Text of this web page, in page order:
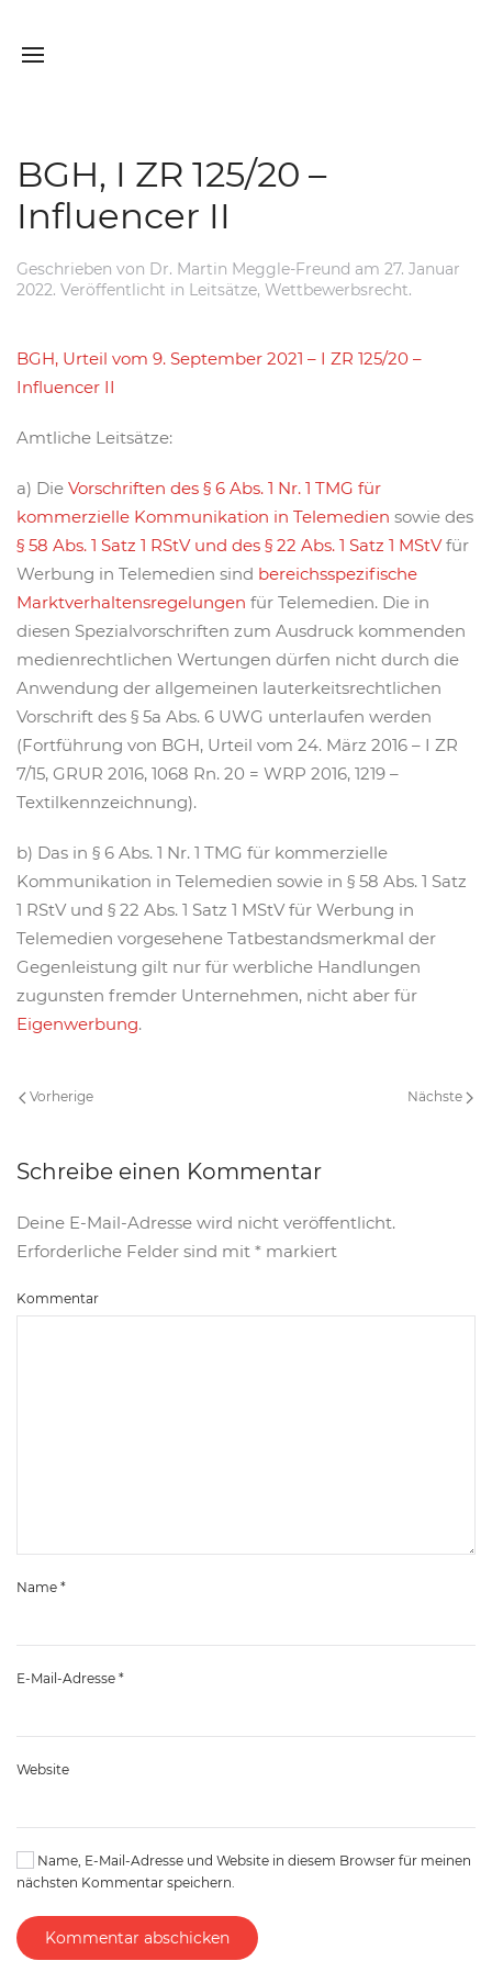
BGH, I ZR 125/20 –
Influencer II
Geschrieben von Dr. Martin Meggle-Freund am 27. Januar
2022. Veröffentlicht in Leitsätze, Wettbewerbsrecht.
BGH, Urteil vom 9. September 2021 – I ZR 125/20 –
Influencer II
Amtliche Leitsätze:
a) Die Vorschriften des § 6 Abs. 1 Nr. 1 TMG für
kommerzielle Kommunikation in Telemedien sowie des
§ 58 Abs. 1 Satz 1 RStV und des § 22 Abs. 1 Satz 1 MStVfür
Werbung in Telemedien sind bereichsspezifische
Marktverhaltensregelungen für Telemedien. Die in
diesen Spezialvorschriften zum Ausdruck kommenden
medienrechtlichen Wertungen dürfen nicht durch die
Anwendung der allgemeinen lauterkeitsrechtlichen
Vorschrift des § 5a Abs. 6 UWG unterlaufen werden
(Fortführung von BGH, Urteil vom 24. März 2016 – I ZR
7/15, GRUR 2016, 1068 Rn. 20 = WRP 2016, 1219 –
Textilkennzeichnung).
b) Das in § 6 Abs. 1 Nr. 1 TMG für kommerzielle
Kommunikation in Telemedien sowie in § 58 Abs. 1 Satz
1 RStV und § 22 Abs. 1 Satz 1 MStV für Werbung in
Telemedien vorgesehene Tatbestandsmerkmal der
Gegenleistung gilt nur für werbliche Handlungen
zugunsten fremder Unternehmen, nicht aber für
Eigenwerbung.
Vorherige Nächste
Schreibe einen Kommentar
Deine E-Mail-Adresse wird nicht veröffentlicht.
Erforderliche Felder sind mit * markiert
Kommentar
Name *
E-Mail-Adresse *
Website
Name, E-Mail-Adresse und Website in diesem Browser für meinen
nächsten Kommentar speichern.
Kommentar abschicken